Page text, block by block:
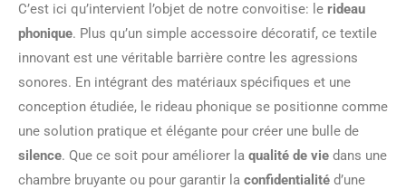
C’est ici qu’intervient l’objet de notre convoitise: le rideau
phonique. Plus qu’un simple accessoire décoratif, ce textile
innovant est une véritable barrière contre les agressions
sonores. En intégrant des matériaux spécifiques et une
conception étudiée, le rideau phonique se positionne comme
une solution pratique et élégante pour créer une bulle de
silence. Que ce soit pour améliorer la qualité de vie dans une
chambre bruyante ou pour garantir la confidentialité d’une